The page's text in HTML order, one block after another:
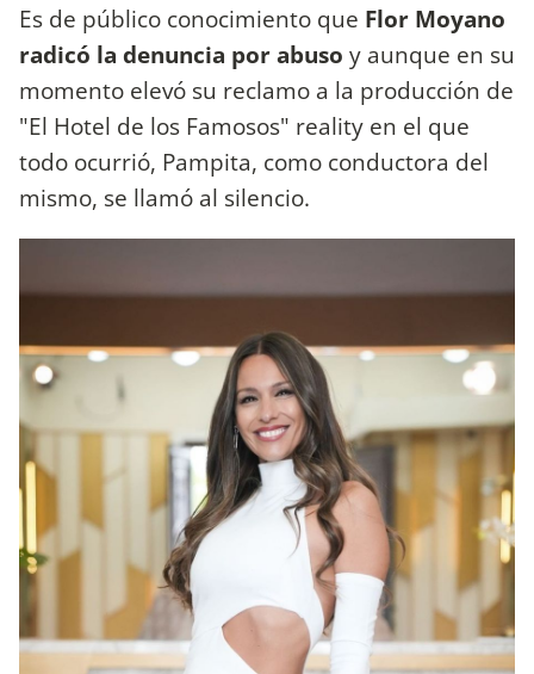
Es de público conocimiento que Flor Moyano
radicó la denuncia por abuso y aunque en su
momento elevó su reclamo a la producción de
"El Hotel de los Famosos" reality en el que
todo ocurrió, Pampita, como conductora del
mismo, se llamó al silencio.